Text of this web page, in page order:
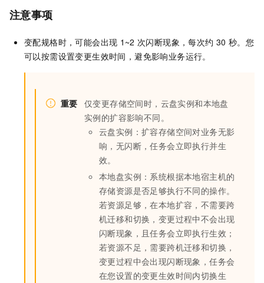
注意事项
变配规格时，可能会出现 1~2 次闪断现象，每次约 30 秒。您
可以按需设置变更生效时间，避免影响业务运行。
重要 仅变更存储空间时，云盘实例和本地盘
实例的扩容影响不同。
云盘实例：扩容存储空间对业务无影
响，无闪断，任务会立即执行并生
效。
本地盘实例：系统根据本地宿主机的
存储资源是否足够执行不同的操作。
若资源足够，在本地扩容，不需要跨
机迁移和切换，变更过程中不会出现
闪断现象，且任务会立即执行生效；
若资源不足，需要跨机迁移和切换，
变更过程中会出现闪断现象，任务会
在您设置的变更生效时间内切换生